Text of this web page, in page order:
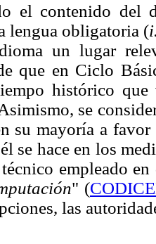
el contenido del
lengua obligatoria (
un lugar
que en Ciclo
histórico
se
su mayoría a
se hace en los
empleado
" (
las